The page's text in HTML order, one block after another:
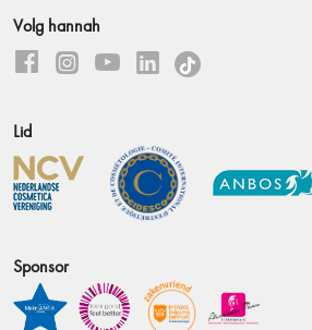
Volg hannah
Lid
Sponsor